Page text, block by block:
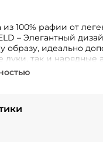
100% рафии от
– Элегантный
идеально
луки, так и нарядные